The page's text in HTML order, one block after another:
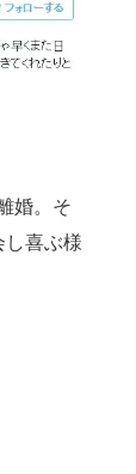
婚。そ
喜ぶ様